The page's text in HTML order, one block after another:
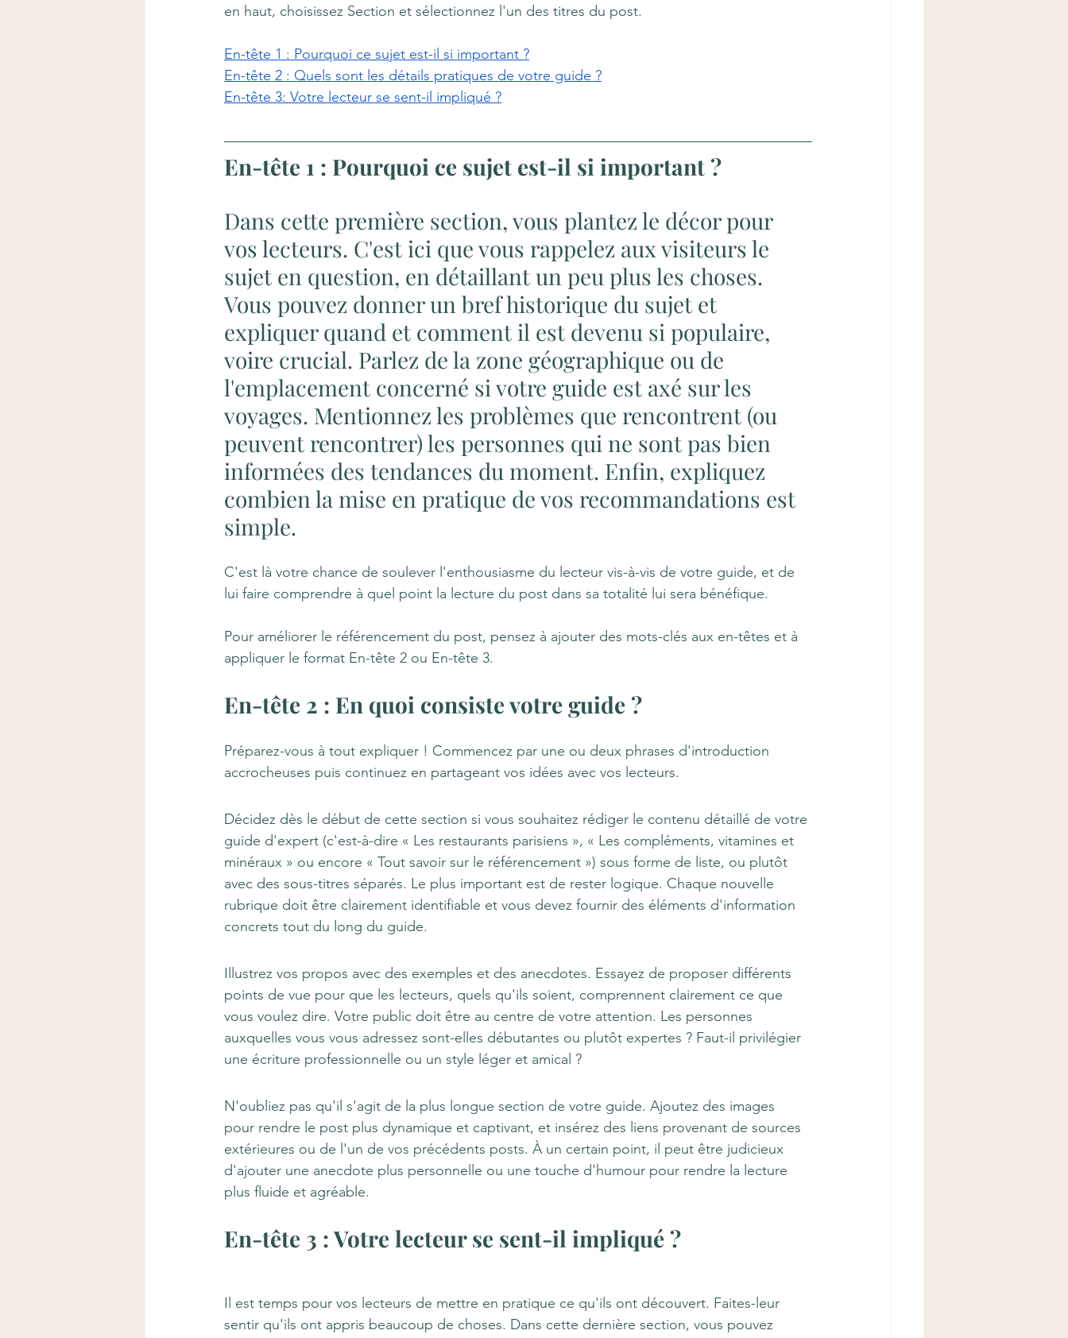
en haut, choisissez Section et sélectionnez l'un des titres du post.
En-tête 1 : Pourquoi ce sujet est-il si important ?
En-tête 2 : Quels sont les détails pratiques de votre guide ?
En-tête 3: Votre lecteur se sent-il impliqué ?
En-tête 1 : Pourquoi ce sujet est-il si important ?
Dans cette première section, vous plantez le décor pour
vos lecteurs. C'est ici que vous rappelez aux visiteurs le
sujet en question, en détaillant un peu plus les choses.
Vous pouvez donner un bref historique du sujet et
expliquer quand et comment il est devenu si populaire,
voire crucial. Parlez de la zone géographique ou de
l'emplacement concerné si votre guide est axé sur les
voyages. Mentionnez les problèmes que rencontrent (ou
peuvent rencontrer) les personnes qui ne sont pas bien
informées des tendances du moment. Enfin, expliquez
combien la mise en pratique de vos recommandations est
simple.
C'est là votre chance de soulever l'enthousiasme du lecteur vis-à-vis de votre guide, et de
lui faire comprendre à quel point la lecture du post dans sa totalité lui sera bénéfique.
Pour améliorer le référencement du post, pensez à ajouter des mots-clés aux en-têtes et à
appliquer le format En-tête 2 ou En-tête 3.
En-tête 2 : En quoi consiste votre guide ?
Préparez-vous à tout expliquer ! Commencez par une ou deux phrases d'introduction
accrocheuses puis continuez en partageant vos idées avec vos lecteurs.
Décidez dès le début de cette section si vous souhaitez rédiger le contenu détaillé de votre
guide d'expert (c'est-à-dire « Les restaurants parisiens », « Les compléments, vitamines et
minéraux » ou encore « Tout savoir sur le référencement ») sous forme de liste, ou plutôt
avec des sous-titres séparés. Le plus important est de rester logique. Chaque nouvelle
rubrique doit être clairement identifiable et vous devez fournir des éléments d'information
concrets tout du long du guide.
Illustrez vos propos avec des exemples et des anecdotes. Essayez de proposer différents
points de vue pour que les lecteurs, quels qu'ils soient, comprennent clairement ce que
vous voulez dire. Votre public doit être au centre de votre attention. Les personnes
auxquelles vous vous adressez sont-elles débutantes ou plutôt expertes ? Faut-il privilégier
une écriture professionnelle ou un style léger et amical ?
N'oubliez pas qu'il s'agit de la plus longue section de votre guide. Ajoutez des images
pour rendre le post plus dynamique et captivant, et insérez des liens provenant de sources
extérieures ou de l'un de vos précédents posts. À un certain point, il peut être judicieux
d'ajouter une anecdote plus personnelle ou une touche d'humour pour rendre la lecture
plus fluide et agréable.
En-tête 3 : Votre lecteur se sent-il impliqué ?
Il est temps pour vos lecteurs de mettre en pratique ce qu'ils ont découvert. Faites-leur
sentir qu'ils ont appris beaucoup de choses. Dans cette dernière section, vous pouvez